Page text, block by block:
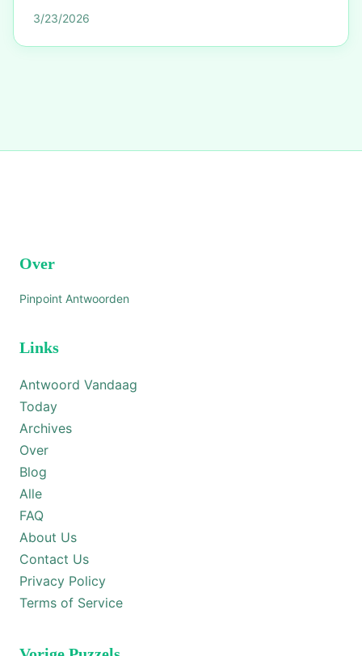
3/23/2026
Over
Pinpoint Antwoorden
Links
Antwoord Vandaag
Today
Archives
Over
Blog
Alle
FAQ
About Us
Contact Us
Privacy Policy
Terms of Service